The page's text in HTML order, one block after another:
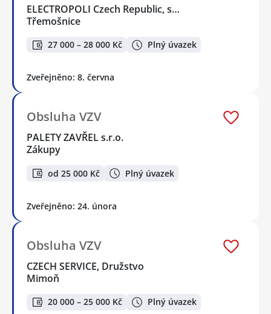
ELECTROPOLI Czech Republic, s…
Třemošnice
27 000 – 28 000 Kč Plný úvazek
Zveřejněno: 8. června
Obsluha VZV
PALETY ZAVŘEL s.r.o.
Zákupy
od 25 000 Kč Plný úvazek
Zveřejněno: 24. února
Obsluha VZV
CZECH SERVICE, Družstvo
Mimoň
20 000 – 25 000 Kč Plný úvazek